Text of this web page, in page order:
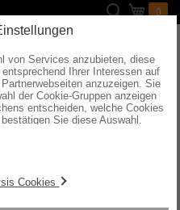
Mein
0
Suche
Sie sich mit Ihrer E-Mail-
von Services anzubieten, diese
Ihrer Interessen auf
anzuzeigen. Sie
der Cookie-Gruppen anzeigen
entscheiden, welche Cookies
Sie diese Auswahl.
willigen Sie in die
Informationen erhalten Sie nach
Cookies